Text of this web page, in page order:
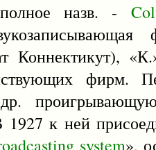
назв. -
Коннектикут),
фирм.
1927 к ней
system»,